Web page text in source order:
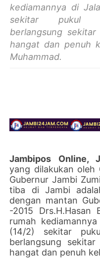
kediamannya di
sekitar pukul
berlangsung
hangat dan penuh
Muhammad.
Jambipos Online,
yang dilakukan oleh
Gubernur Jambi
tiba di Jambi
dengan mantan
-2015
rumah
(14/2) sekitar
berlangsung
hangat dan penuh